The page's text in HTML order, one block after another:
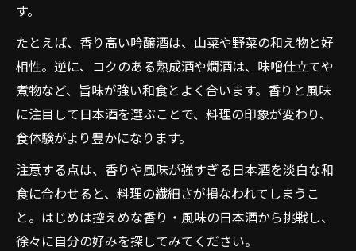
す。
たとえば、香り高い吟醸酒は、山菜や野菜の和え物と好
相性。逆に、コクのある熟成酒や燗酒は、味噌仕立てや
煮物など、旨味が強い和食とよく合います。香りと風味
に注目して日本酒を選ぶことで、料理の印象が変わり、
食体験がより豊かになります。
注意する点は、香りや風味が強すぎる日本酒を淡白な和
食に合わせると、料理の繊細さが損なわれてしまうこ
と。はじめは控えめな香り・風味の日本酒から挑戦し、
徐々に自分の好みを探してみてください。